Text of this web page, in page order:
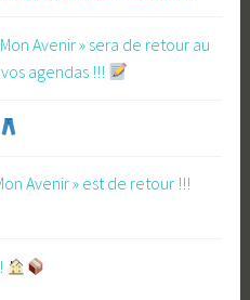
Avenir » sera de retour au
agendas !!!
Avenir » est de retour !!!